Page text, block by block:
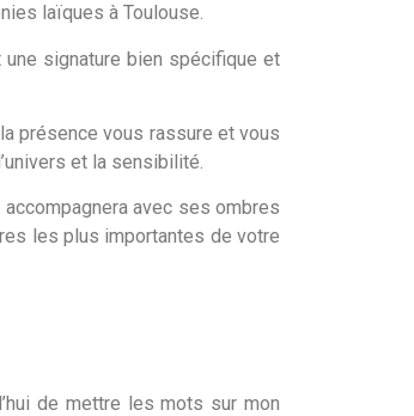
laïques à Toulouse.
signature bien spécifique et
présence vous rassure et vous
et la sensibilité.
avec ses ombres
les plus importantes de votre
de mettre les mots sur mon